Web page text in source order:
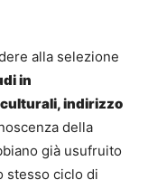
alla selezione
in
culturali, indirizzo
della
già usufruito
stesso ciclo di